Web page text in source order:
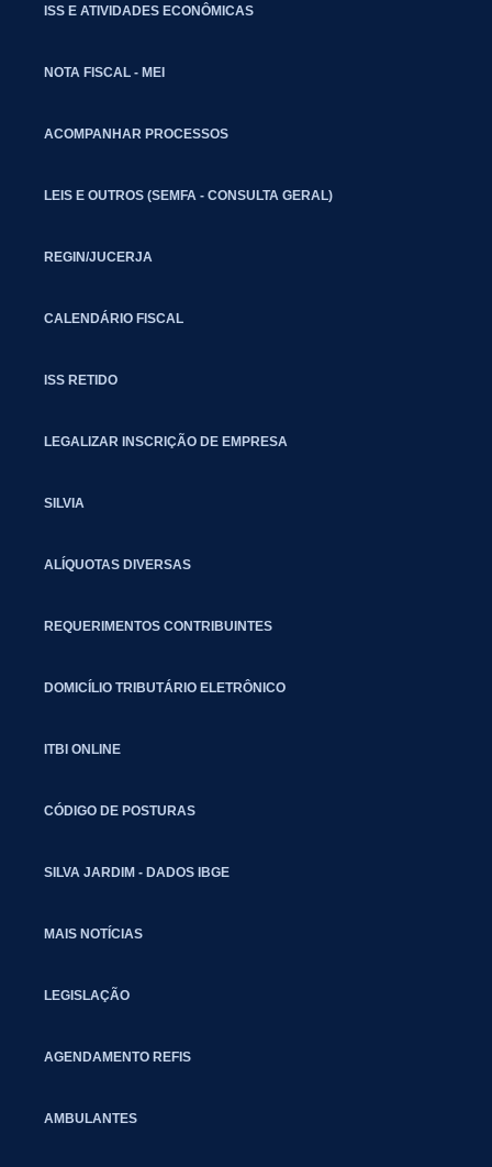
ISS E ATIVIDADES ECONÔMICAS
NOTA FISCAL - MEI
ACOMPANHAR PROCESSOS
LEIS E OUTROS (SEMFA - CONSULTA GERAL)
REGIN/JUCERJA
CALENDÁRIO FISCAL
ISS RETIDO
LEGALIZAR INSCRIÇÃO DE EMPRESA
SILVIA
ALÍQUOTAS DIVERSAS
REQUERIMENTOS CONTRIBUINTES
DOMICÍLIO TRIBUTÁRIO ELETRÔNICO
ITBI ONLINE
CÓDIGO DE POSTURAS
SILVA JARDIM - DADOS IBGE
MAIS NOTÍCIAS
LEGISLAÇÃO
AGENDAMENTO REFIS
AMBULANTES